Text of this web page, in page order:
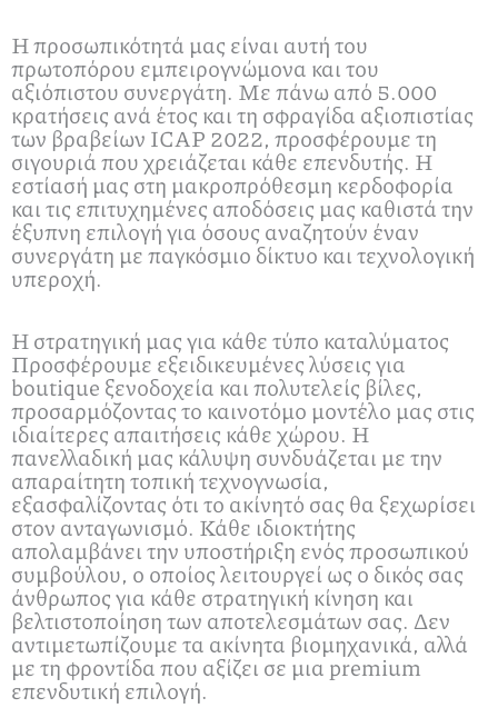
Η προσωπικότητά μας είναι αυτή του
πρωτοπόρου εμπειρογνώμονα και του
αξιόπιστου συνεργάτη. Με πάνω από 5.000
κρατήσεις ανά έτος και τη σφραγίδα αξιοπιστίας
των βραβείων ICAP 2022, προσφέρουμε τη
σιγουριά που χρειάζεται κάθε επενδυτής. Η
εστίασή μας στη μακροπρόθεσμη κερδοφορία
και τις επιτυχημένες αποδόσεις μας καθιστά την
έξυπνη επιλογή για όσους αναζητούν έναν
συνεργάτη με παγκόσμιο δίκτυο και τεχνολογική
υπεροχή.
Η στρατηγική μας για κάθε τύπο καταλύματος
Προσφέρουμε εξειδικευμένες λύσεις για
boutique ξενοδοχεία και πολυτελείς βίλες,
προσαρμόζοντας το καινοτόμο μοντέλο μας στις
ιδιαίτερες απαιτήσεις κάθε χώρου. Η
πανελλαδική μας κάλυψη συνδυάζεται με την
απαραίτητη τοπική τεχνογνωσία,
εξασφαλίζοντας ότι το ακίνητό σας θα ξεχωρίσει
στον ανταγωνισμό. Κάθε ιδιοκτήτης
απολαμβάνει την υποστήριξη ενός προσωπικού
συμβούλου, ο οποίος λειτουργεί ως ο δικός σας
άνθρωπος για κάθε στρατηγική κίνηση και
βελτιστοποίηση των αποτελεσμάτων σας. Δεν
αντιμετωπίζουμε τα ακίνητα βιομηχανικά, αλλά
με τη φροντίδα που αξίζει σε μια premium
επενδυτική επιλογή.